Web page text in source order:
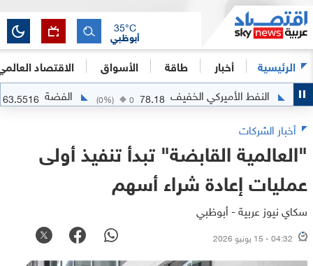
الرئيسية أخبار طاقة الأسواق الاقتصاد
أبوظبي
35°C
النفط الأميركي الخفيف 78.18
( %) الفضة 63.5516
+2.0716
أخبار الشركات
"العالمية القابضة" تبدأ تنفيذ أولى
عمليات إعادة شراء أسهم
سكاي نيوز عربية - أبوظبي
04:32 - 15 يونيو 2026